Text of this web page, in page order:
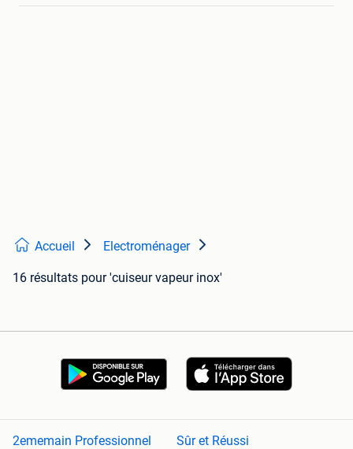
Accueil Electroménager
16 résultats pour 'cuiseur vapeur inox'
2ememain Professionnel Sûr et Réussi